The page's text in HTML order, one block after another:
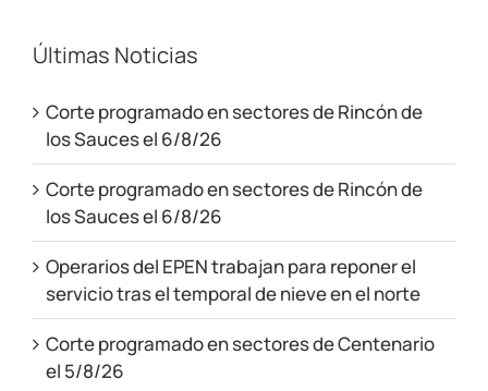
Últimas Noticias
Corte programado en sectores de Rincón de
los Sauces el 6/8/26
Corte programado en sectores de Rincón de
los Sauces el 6/8/26
Operarios del EPEN trabajan para reponer el
servicio tras el temporal de nieve en el norte
Corte programado en sectores de Centenario
el 5/8/26